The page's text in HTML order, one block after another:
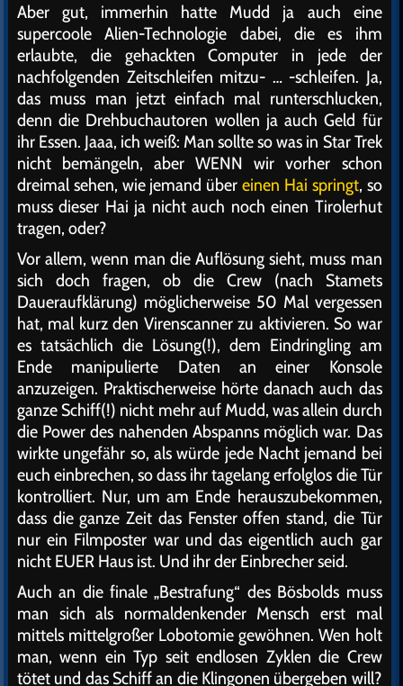
Aber gut, immerhin hatte Mudd ja auch eine
supercoole Alien-Technologie dabei, die es ihm
erlaubte, die gehackten Computer in jede der
nachfolgenden Zeitschleifen mitzu- … -schleifen. Ja,
das muss man jetzt einfach mal runterschlucken,
denn die Drehbuchautoren wollen ja auch Geld für
ihr Essen. Jaaa, ich weiß: Man sollte so was in Star Trek
nicht bemängeln, aber WENN wir vorher schon
dreimal sehen, wie jemand übereinen Hai springt, so
muss dieser Hai ja nicht auch noch einen Tirolerhut
tragen, oder?
Vor allem, wenn man die Auflösung sieht, muss man
sich doch fragen, ob die Crew (nach Stamets
Daueraufklärung) möglicherweise 50 Mal vergessen
hat, mal kurz den Virenscanner zu aktivieren. So war
es tatsächlich die Lösung(!), dem Eindringling am
Ende manipulierte Daten an einer Konsole
anzuzeigen. Praktischerweise hörte danach auch das
ganze Schiff(!) nicht mehr auf Mudd, was allein durch
die Power des nahenden Abspanns möglich war. Das
wirkte ungefähr so, als würde jede Nacht jemand bei
euch einbrechen, so dass ihr tagelang erfolglos die Tür
kontrolliert. Nur, um am Ende herauszubekommen,
dass die ganze Zeit das Fenster offen stand, die Tür
nur ein Filmposter war und das eigentlich auch gar
nicht EUER Haus ist. Und ihr der Einbrecher seid.
Auch an die finale „Bestrafung“ des Bösbolds muss
man sich als normaldenkender Mensch erst mal
mittels mittelgroßer Lobotomie gewöhnen. Wen holt
man, wenn ein Typ seit endlosen Zyklen die Crew
tötet und das Schiff an die Klingonen übergeben will?